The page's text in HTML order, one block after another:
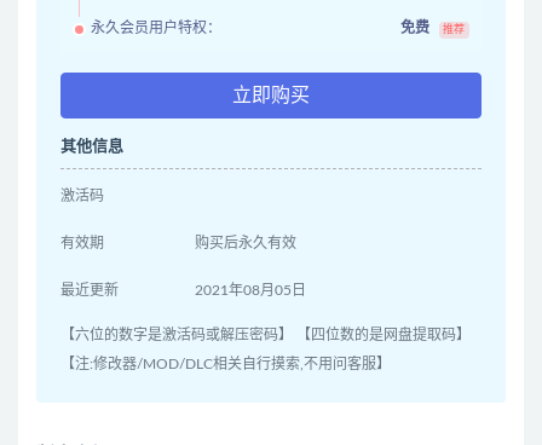
永久会员用户特权： 免费 推荐
立即购买
其他信息
激活码
有效期 购买后永久有效
最近更新 2021年08月05日
【六位的数字是激活码或解压密码】 【四位数的是网盘提取码】
【注:修改器/MOD/DLC相关自行摸索,不用问客服】